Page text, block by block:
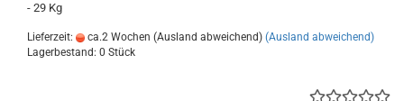
- 29 Kg
Lieferzeit: ca.2 Wochen (Ausland abweichend) (Ausland abweichend)
Lagerbestand: 0 Stück